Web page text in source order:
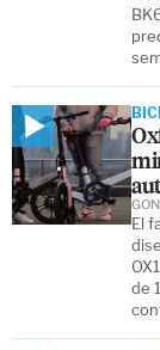
El
de